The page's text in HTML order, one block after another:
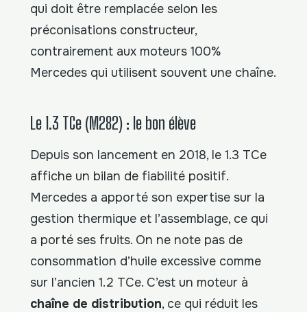
qui doit être remplacée selon les
préconisations constructeur,
contrairement aux moteurs 100%
Mercedes qui utilisent souvent une chaîne.
Le 1.3 TCe (M282) : le bon élève
Depuis son lancement en 2018, le 1.3 TCe
affiche un bilan de fiabilité positif.
Mercedes a apporté son expertise sur la
gestion thermique et l’assemblage, ce qui
a porté ses fruits. On ne note pas de
consommation d’huile excessive comme
sur l’ancien 1.2 TCe. C’est un moteur à
chaîne de distribution, ce qui réduit les